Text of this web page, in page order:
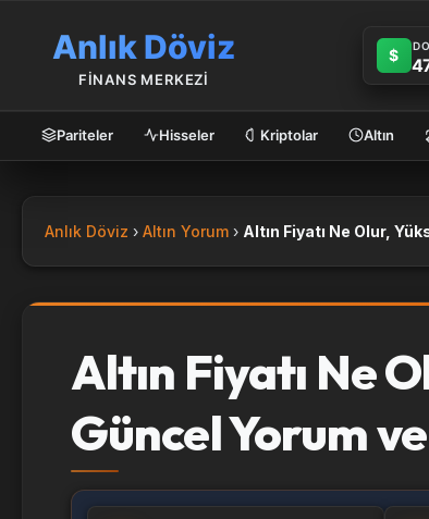
Anlık Döviz
FİNANS MERKEZİ
$
Pariteler Hisseler Kriptolar Altın
Anlık Döviz Altın Yorum
Altın Fiyatı Ne
Güncel Yorum